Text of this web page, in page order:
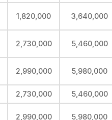
1,820,000 3,640,000
2,730,000 5,460,000
2,990,000 5,980,000
2,730,000 5,460,000
2,990,000 5,980,000